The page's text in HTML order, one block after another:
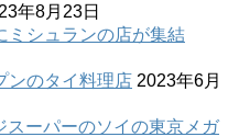
年8月23日
ミシュランの店が集結
ンのタイ料理店 2023年6月
スーパーのソイの東京メガ